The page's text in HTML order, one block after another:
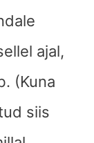
ajal,
(Kuna
siis